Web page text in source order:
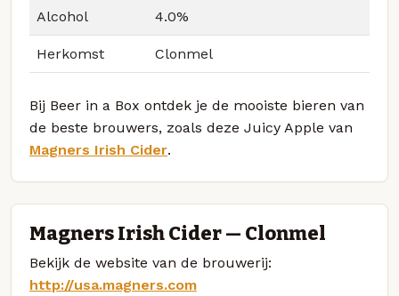
Alcohol 4.0%
Herkomst Clonmel
Bij Beer in a Box ontdek je de mooiste bieren van
de beste brouwers, zoals deze Juicy Apple van
Magners Irish Cider.
Magners Irish Cider — Clonmel
Bekijk de website van de brouwerij:
http://usa.magners.com